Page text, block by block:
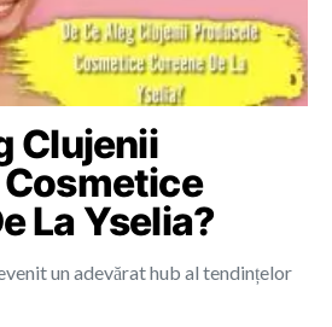
Clujenii
La Yselia?
un adevărat hub al tendințelor